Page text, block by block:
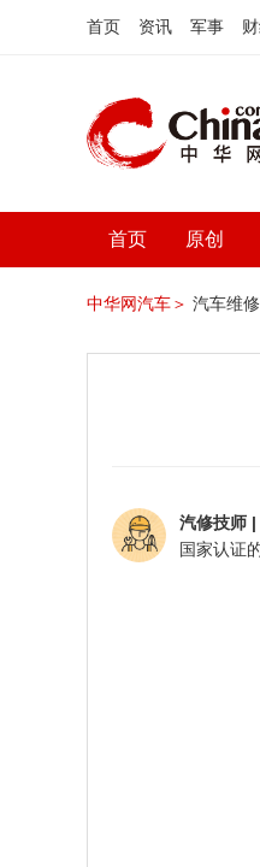
首页 资讯 军事
首页 原创
中华网汽车＞ 汽车维
汽修技师 |